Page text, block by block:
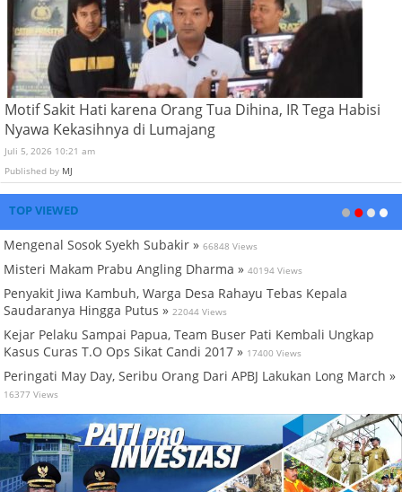
Motif Sakit Hati karena Orang Tua Dihina, IR Tega Habisi
Nyawa Kekasihnya di Lumajang
Juli 5, 2026 10:21 am
Published by MJ
TOP VIEWED
Mengenal Sosok Syekh Subakir » 66848 Views
Misteri Makam Prabu Angling Dharma » 40194 Views
Penyakit Jiwa Kambuh, Warga Desa Rahayu Tebas Kepala
Saudaranya Hingga Putus » 22044 Views
Kejar Pelaku Sampai Papua, Team Buser Pati Kembali Ungkap
Kasus Curas T.O Ops Sikat Candi 2017 » 17400 Views
Peringati May Day, Seribu Orang Dari APBJ Lakukan Long March »
16377 Views